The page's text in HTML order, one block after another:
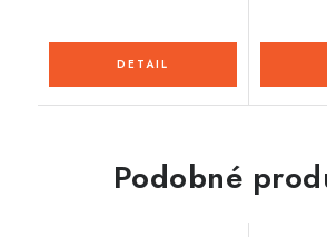
Podobné